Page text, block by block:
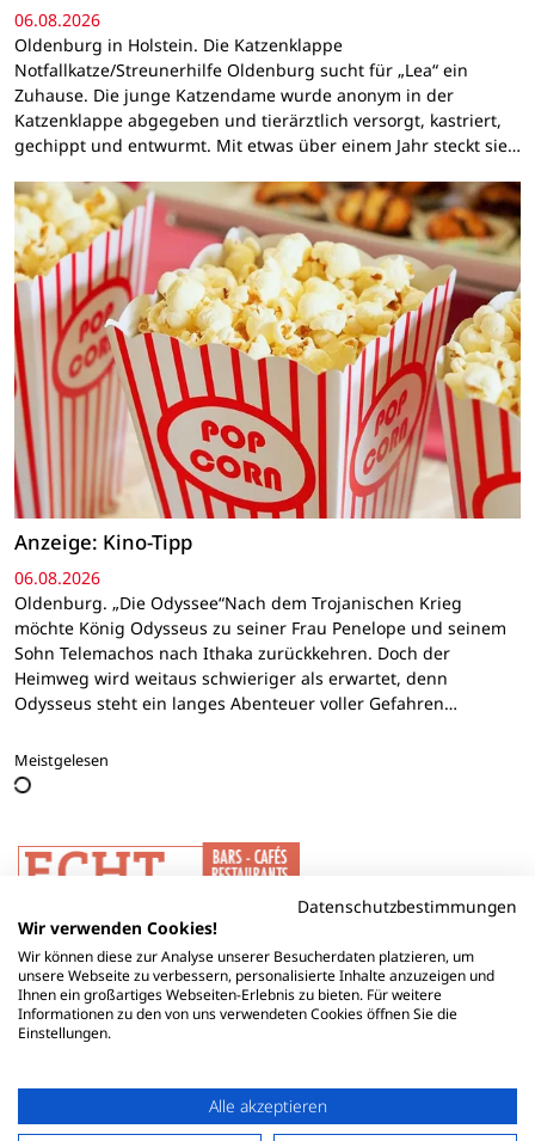
06.08.2026
Oldenburg in Holstein. Die Katzenklappe
Notfallkatze/Streunerhilfe Oldenburg sucht für „Lea“ ein
Zuhause. Die junge Katzendame wurde anonym in der
Katzenklappe abgegeben und tierärztlich versorgt, kastriert,
gechippt und entwurmt. Mit etwas über einem Jahr steckt sie…
Anzeige: Kino-Tipp
06.08.2026
Oldenburg. „Die Odyssee“Nach dem Trojanischen Krieg
möchte König Odysseus zu seiner Frau Penelope und seinem
Sohn Telemachos nach Ithaka zurückkehren. Doch der
Heimweg wird weitaus schwieriger als erwartet, denn
Odysseus steht ein langes Abenteuer voller Gefahren…
Meistgelesen
Datenschutzbestimmungen
Wir verwenden Cookies!
Wir können diese zur Analyse unserer Besucherdaten platzieren, um
unsere Webseite zu verbessern, personalisierte Inhalte anzuzeigen und
Ihnen ein großartiges Webseiten-Erlebnis zu bieten. Für weitere
Informationen zu den von uns verwendeten Cookies öffnen Sie die
Einstellungen.
Alle akzeptieren